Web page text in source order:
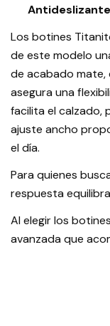
Antideslizante
Los botines
de este modelo
de acabado mate,
asegura una
facilita el calzado,
ajuste ancho
el día.
Para quienes
respuesta
Al elegir los
avanzada que